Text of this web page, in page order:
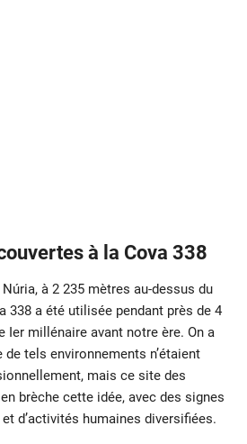
à la Cova 338
à 2 235 mètres au-dessus du
338 a été utilisée pendant près de 4
Ier millénaire avant notre ère. On a
tels environnements n’étaient
mais ce site des
brèche cette idée, avec des signes
d’activités humaines diversifiées.